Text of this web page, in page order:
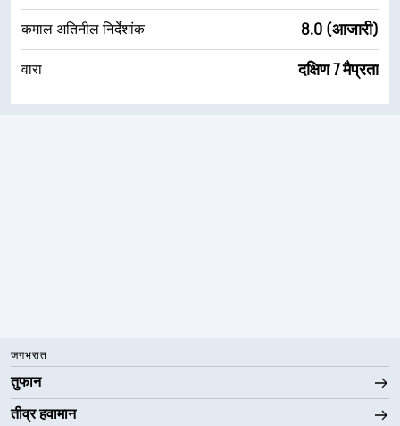
कमाल अतिनील निर्देशांक 8.0 (आजारी)
वारा दक्षिण 7 मैप्रता
जगभरात
तुफान
तीव्र हवामान